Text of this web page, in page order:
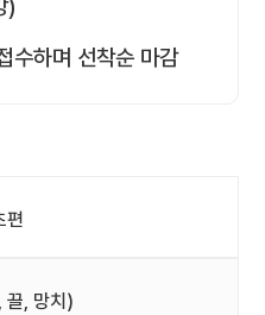
)
수하며 선착순 마감
편
끌, 망치)